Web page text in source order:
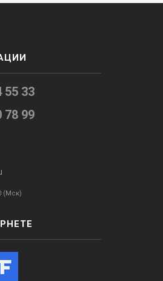
55 33
78 99
(Мск)